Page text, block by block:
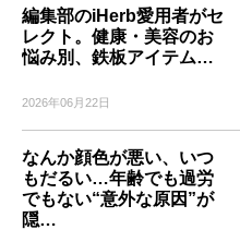
編集部のiHerb愛用者がセ
レクト。健康・美容のお
悩み別、鉄板アイテム…
2026年06月22日
なんか顔色が悪い、いつ
もだるい…年齢でも過労
でもない“意外な原因”が
隠…